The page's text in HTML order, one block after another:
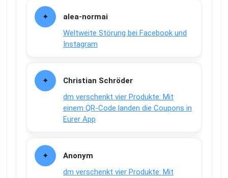
alea-normai
Weltweite Störung bei Facebook und
Instagram
Christian Schröder
dm verschenkt vier Produkte: Mit
einem QR-Code landen die Coupons in
Eurer App
Anonym
dm verschenkt vier Produkte: Mit